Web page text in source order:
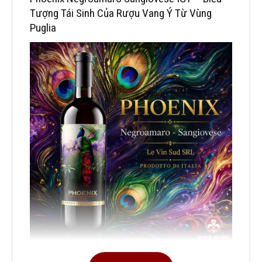
Tượng Tái Sinh Của Rượu Vang Ý Từ Vùng
Puglia
Rượu Vang Ý Phoenix Negroamaro Sangiovese